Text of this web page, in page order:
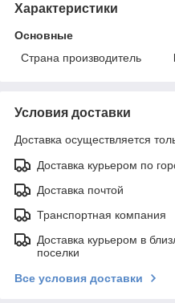
Характеристики
Основные
Страна производитель
Условия доставки
Доставка осуществляется
Доставка курьером по
Доставка почтой
Транспортная компания
Доставка курьером в
поселки
Все условия доставки